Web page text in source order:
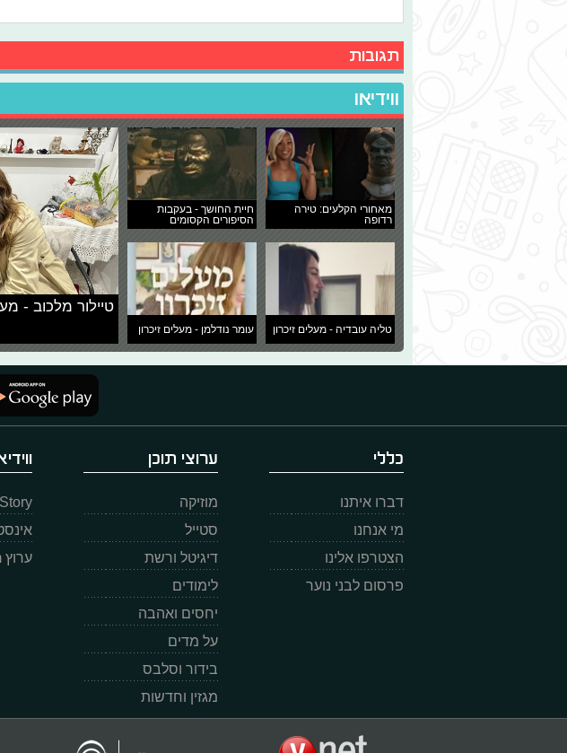
תגובות
ווידיאו
מאחורי הקלעים: טירה
רדופה
חיית החושך - בעקבות
הסיפורים הקסומים
טליה עובדיה - מעלים זיכרון עומר נודלמן - מעלים זיכרון
טיילור מלכוב -
כללי
דברו איתנו
מי אנחנו
הצטרפו אלינו
פרסום לבני נוער
ערוצי תוכן
מוזיקה
סטייל
דיגיטל ורשת
לימודים
יחסים ואהבה
על מדים
בידור וסלבס
מגזין וחדשות
ערוץ Zoom